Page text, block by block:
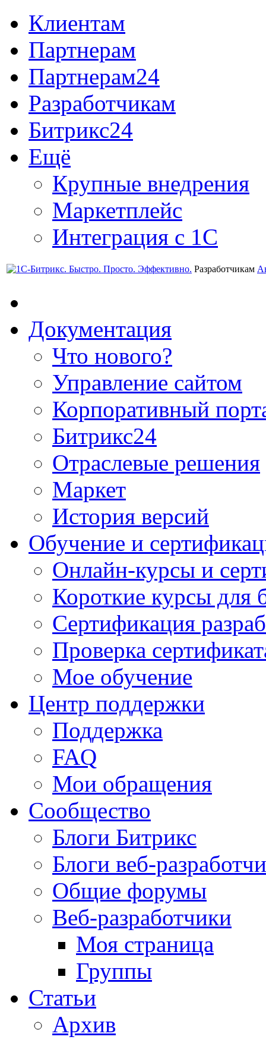
Клиентам
Партнерам
Партнерам24
Разработчикам
Битрикс24
Ещё
Крупные внедрения
Маркетплейс
Интеграция с 1С
Разработчикам
Документация
Что нового?
Управление сайтом
Корпоративный
Битрикс24
Отраслевые решения
Маркет
История версий
Обучение и
Онлайн-курсы и
Короткие курсы для
Сертификация
Проверка
Мое обучение
Центр поддержки
Поддержка
FAQ
Мои обращения
Сообщество
Блоги Битрикс
Блоги веб-
Общие форумы
Веб-разработчики
Моя страница
Группы
Статьи
Архив